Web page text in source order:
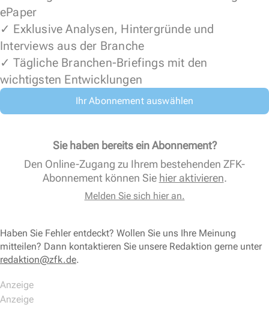
ePaper
✓ Exklusive Analysen, Hintergründe und
Interviews aus der Branche
✓ Tägliche Branchen-Briefings mit den
wichtigsten Entwicklungen
Ihr Abonnement auswählen
Sie haben bereits ein Abonnement?
Den Online-Zugang zu Ihrem bestehenden ZFK-
Abonnement können Sie hier aktivieren.
Melden Sie sich hier an.
Haben Sie Fehler entdeckt? Wollen Sie uns Ihre Meinung
mitteilen? Dann kontaktieren Sie unsere Redaktion gerne unter
redaktion@zfk.de.